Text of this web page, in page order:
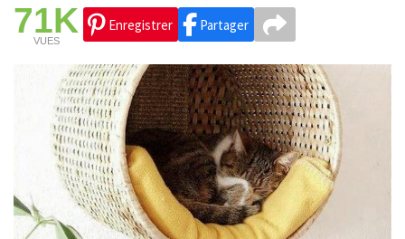
71K
VUES
Enregistrer Partager